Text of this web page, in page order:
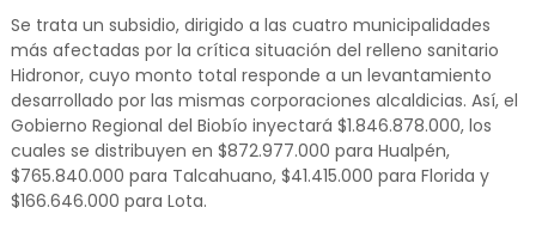
Se trata un subsidio, dirigido a las cuatro municipalidades
más afectadas por la crítica situación del relleno sanitario
Hidronor, cuyo monto total responde a un levantamiento
desarrollado por las mismas corporaciones alcaldicias. Así, el
Gobierno Regional del Biobío inyectará $1.846.878.000, los
cuales se distribuyen en $872.977.000 para Hualpén,
$765.840.000 para Talcahuano, $41.415.000 para Florida y
$166.646.000 para Lota.